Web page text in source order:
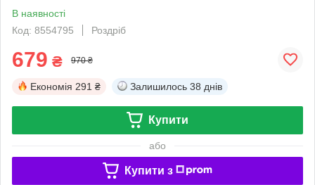
В наявності
Код: 8554795
Роздріб
679 ₴ 970 ₴
Економія 291 ₴ Залишилось 38 днів
Купити
або
Купити з